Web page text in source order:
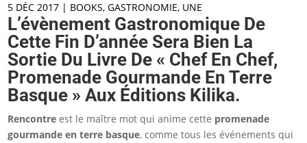
5 DÉC 2017 | BOOKS,GASTRONOMIE, UNE
L’évènement Gastronomique De
Cette Fin D’année Sera Bien La
Sortie Du Livre De « Chef En Chef,
Promenade Gourmande En Terre
Basque » Aux Éditions Kilika.
Rencontreest le maître mot qui anime cette promenade
gourmande en terre basque, comme tous les événements qui